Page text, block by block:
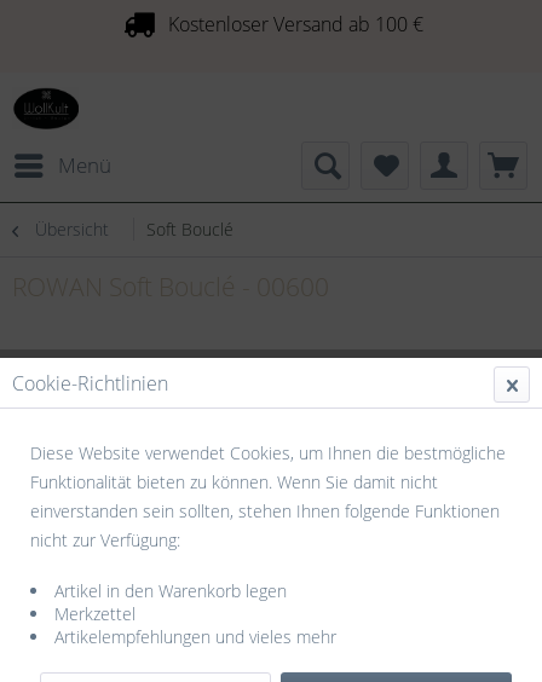
Kostenloser Versand ab 100 €
Menü
Übersicht Soft Bouclé
Cookie-Richtlinien
Diese Website verwendet Cookies, um Ihnen die bestmögliche
Funktionalität bieten zu können. Wenn Sie damit nicht
einverstanden sein sollten, stehen Ihnen folgende Funktionen
nicht zur Verfügung:
Artikel in den Warenkorb legen
Merkzettel
Artikelempfehlungen und vieles mehr